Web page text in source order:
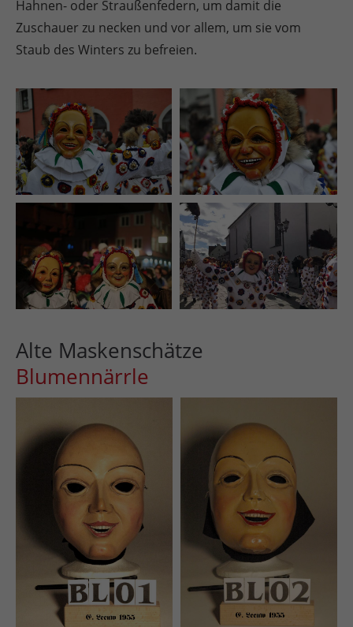
Hahnen- oder Straußenfedern, um damit die
Zuschauer zu necken und vor allem, um sie vom
Staub des Winters zu befreien.
Alte Maskenschätze
Blumennärrle